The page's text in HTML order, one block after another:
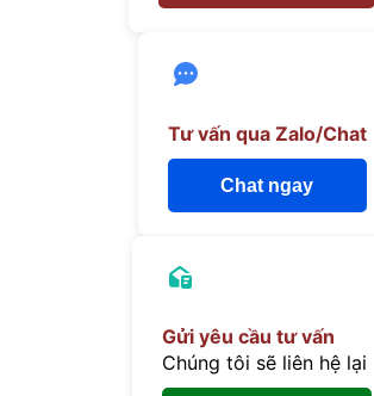
Tư vấn qua Zalo/Chat
Chat ngay
Gửi yêu cầu tư vấn
Chúng tôi sẽ liên hệ lại